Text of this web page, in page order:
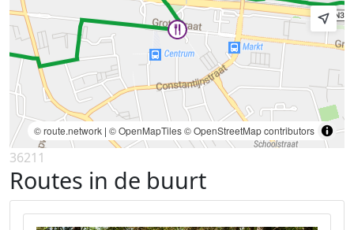
© route.network | © OpenMapTiles© OpenStreetMap contributors
36211
Routes in de buurt